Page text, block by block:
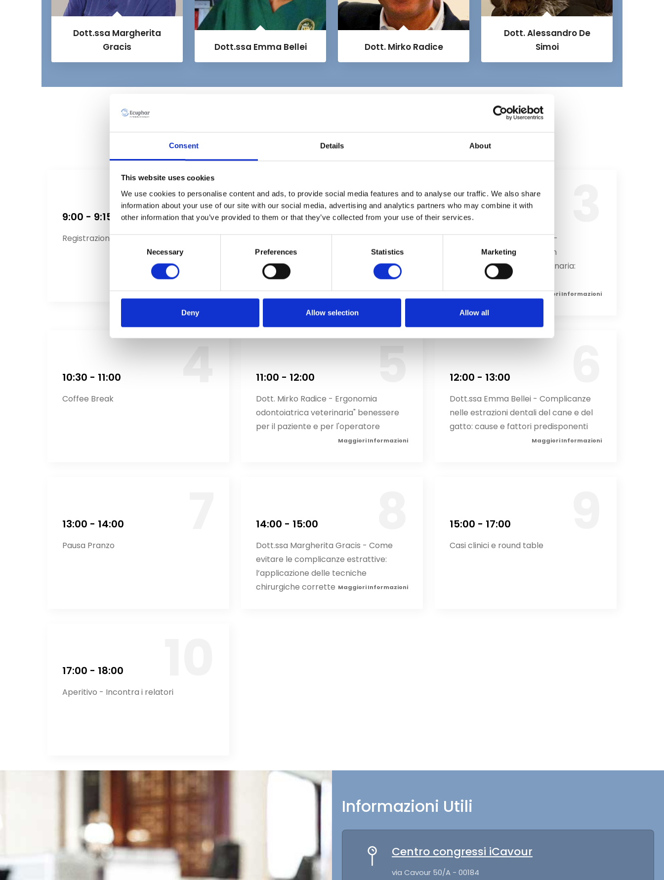
Consent Details About
This website uses cookies
We use cookies to personalise content and ads, to provide social media features and to analyse our traffic. We also share
information about your use of our site with our social media, advertising and analytics partners who may combine it with
other information that you’ve provided to them or that they’ve collected from your use of their services.
Necessary Preferences Statistics Marketing
Deny Allow selection Allow all
Dott.ssa Margherita
Gracis
Dott.ssa Emma Bellei Dott. Mirko Radice
Dott. Alessandro De
Simoi
9:00 - 9:15
Registrazione e accoglienza ospiti
9:15 - 9:30
Apertura lavori
9:30 - 10:30
Dott. Allessandro De Simoi -
Diagnostica per immagini in
odontostomatologia veterinaria:
quando, come e perchè.
Maggiori Informazioni
10:30 - 11:00
Coffee Break
11:00 - 12:00
Dott. Mirko Radice - Ergonomia
odontoiatrica veterinaria" benessere
per il paziente e per l'operatore
Maggiori Informazioni
12:00 - 13:00
Dott.ssa Emma Bellei - Complicanze
nelle estrazioni dentali del cane e del
gatto: cause e fattori predisponenti
Maggiori Informazioni
13:00 - 14:00
Pausa Pranzo
14:00 - 15:00
Dott.ssa Margherita Gracis - Come
evitare le complicanze estrattive:
l’applicazione delle tecniche
chirurgiche corrette Maggiori Informazioni
15:00 - 17:00
Casi clinici e round table
17:00 - 18:00
Aperitivo - Incontra i relatori
Informazioni Utili
Centro congressi iCavour
via Cavour 50/A - 00184